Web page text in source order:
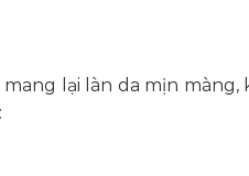
lại làn da mịn màng,